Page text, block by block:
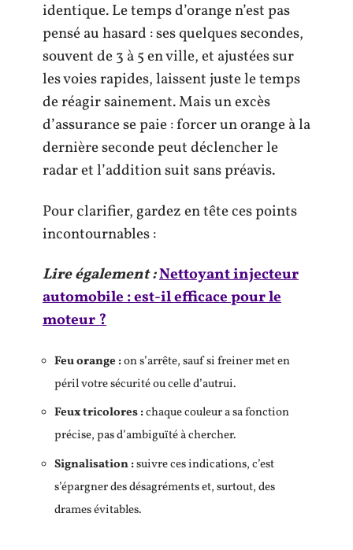
identique. Le temps d’orange n’est pas
pensé au hasard : ses quelques secondes,
souvent de 3 à 5 en ville, et ajustées sur
les voies rapides, laissent juste le temps
de réagir sainement. Mais un excès
d’assurance se paie : forcer un orange à la
dernière seconde peut déclencher le
radar et l’addition suit sans préavis.
Pour clarifier, gardez en tête ces points
incontournables :
Lire également :Nettoyant injecteur
automobile : est-il efficace pour le
moteur ?
Feu orange :on s’arrête, sauf si freiner met en
péril votre sécurité ou celle d’autrui.
Feux tricolores :chaque couleur a sa fonction
précise, pas d’ambiguïté à chercher.
Signalisation :suivre ces indications, c’est
s’épargner des désagréments et, surtout, des
drames évitables.